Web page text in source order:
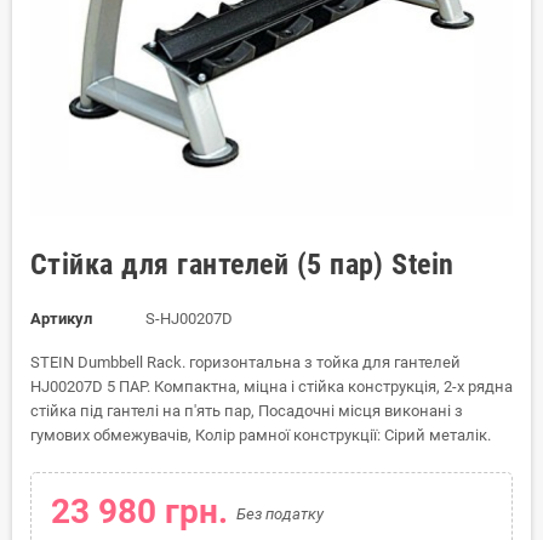
Стійка для гантелей (5 пар) Stein
Артикул S-HJ00207D
STEIN Dumbbell Rack. горизонтальна з тойка для гантелей
HJ00207D 5 ПАР. Компактна, міцна і стійка конструкція, 2-х рядна
стійка під гантелі на п'ять пар, Посадочні місця виконані з
гумових обмежувачів, Колір рамної конструкції: Сірий металік.
23 980 грн. Без податку